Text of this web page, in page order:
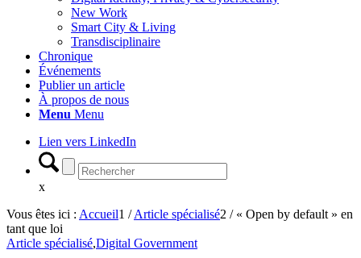
New Work
Smart City & Living
Transdisciplinaire
Chronique
Événements
Publier un article
À propos de nous
Menu Menu
Lien vers LinkedIn
x
Vous êtes ici : Accueil1 / Article spécialisé2 / « Open by default » en
tant que loi
Article spécialisé,Digital Government